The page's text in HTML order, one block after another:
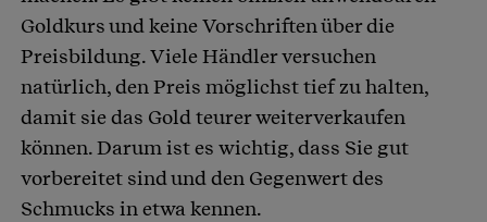
Goldkurs und keine Vorschriften über die
Preisbildung. Viele Händler versuchen
natürlich, den Preis möglichst tief zu halten,
damit sie das Gold teurer weiterverkaufen
können. Darum ist es wichtig, dass Sie gut
vorbereitet sind und den Gegenwert des
Schmucks in etwa kennen.